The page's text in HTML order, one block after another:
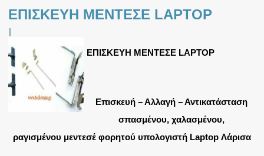
ΕΠΙΣΚΕΥΗ ΜΕΝΤΕΣΕ LAPTOP
|
ΕΠΙΣΚΕΥΗ ΜΕΝΤΕΣΕ LAPTOP
Επισκευή – Αλλαγή – Αντικατάσταση
σπασμένου, χαλασμένου,
ραγισμένου μεντεσέ φορητού υπολογιστή Laptop Λάρισα